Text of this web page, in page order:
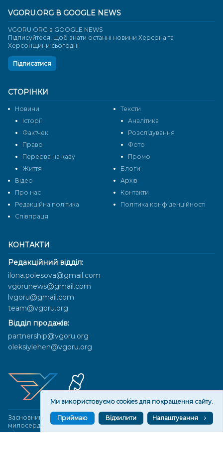
КОНТАКТИ
Редакційний відділ:
ilona.polesova@gmail.com
vgorunews@gmail.com
lvgoru@gmail.com
team@vgoru.org
Відділ продажів:
partnership@vgoru.org
oleksiylehen@vgoru.org
Засновник медіа «Вгору» Благодійна організація «Фонд
милосердя та здоров'я», ознака неприбутковості - 0036 згідно з
рішенням № 17210346001335 від 06.12.2016 року. Код ЄДРПОУ:
СТОРІНКИ
Новини
Тексти
Історії
Аналітика
Фактчек
Розслідування
Право
Фото
Перерва на каву
Промо
Життя
Блоги
Відео
Архів
Про нас
Контакти
Редакційна політика
Політика конфіденційності
Cпівпраця
VGORU.ORG В GOOGLE NEWS
VGORU.ORG в GOOGLE NEWS
Підписуйтеся, щоб знати останні новини Херсона та
Херсонщини сьогодні
Підписатися
Ми використовуємо cookies для покращення сайту.
Приймаю Відхилити Налаштування